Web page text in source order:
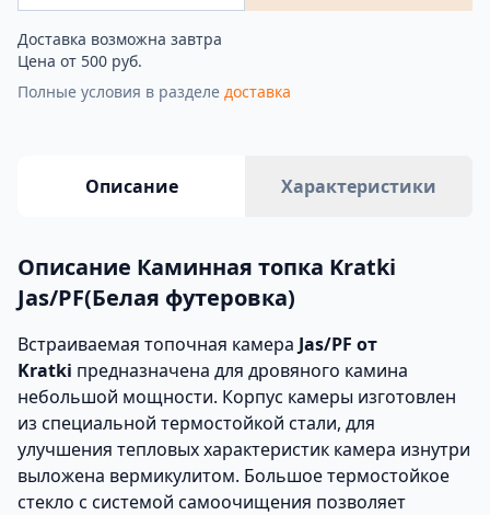
Доставка возможна завтра
Цена от 500 руб.
Полные условия в разделе доставка
Описание Характеристики
Описание Каминная топка Kratki
Jas/PF(Белая футеровка)
Встраиваемая топочная камера Jas/PF от
Kratki предназначена для дровяного камина
небольшой мощности. Корпус камеры изготовлен
из специальной термостойкой стали, для
улучшения тепловых характеристик камера изнутри
выложена вермикулитом. Большое термостойкое
стекло с системой самоочищения позволяет